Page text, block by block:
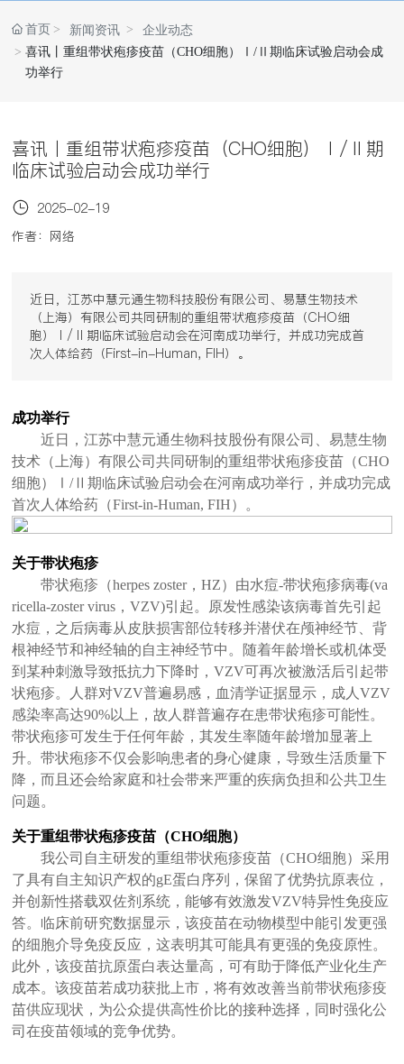
首页 新闻资讯
企业动态
喜讯丨重组带状疱疹疫苗（CHO细胞）Ⅰ/Ⅱ期临床试验启动会成
功举行
喜讯丨重组带状疱疹疫苗（CHO细胞）Ⅰ/Ⅱ期
临床试验启动会成功举行
2025-02-19
作者：网络
近日，江苏中慧元通生物科技股份有限公司、易慧生物技术
（上海）有限公司共同研制的重组带状疱疹疫苗（CHO细
胞）Ⅰ/Ⅱ期临床试验启动会在河南成功举行，并成功完成首
次人体给药（First-in-Human, FIH）。
成功举行
近日，江苏中慧元通生物科技股份有限公司、易慧生物
技术（上海）有限公司共同研制的重组带状疱疹疫苗（CHO
细胞）Ⅰ/Ⅱ期临床试验启动会在河南成功举行，并成功完成
首次人体给药（First-in-Human, FIH）。
关于带状疱疹
带状疱疹（herpes zoster，HZ）由水痘-带状疱疹病毒(va
ricella-zoster virus，VZV)引起。原发性感染该病毒首先引起
水痘，之后病毒从皮肤损害部位转移并潜伏在颅神经节、背
根神经节和神经轴的自主神经节中。随着年龄增长或机体受
到某种刺激导致抵抗力下降时，VZV可再次被激活后引起带
状疱疹。人群对VZV普遍易感，血清学证据显示，成人VZV
感染率高达90%以上，故人群普遍存在患带状疱疹可能性。
带状疱疹可发生于任何年龄，其发生率随年龄增加显著上
升。带状疱疹不仅会影响患者的身心健康，导致生活质量下
降，而且还会给家庭和社会带来严重的疾病负担和公共卫生
问题。
关于重组带状疱疹疫苗（CHO细胞）
我公司自主研发的重组带状疱疹疫苗（CHO细胞）采用
了具有自主知识产权的gE蛋白序列，保留了优势抗原表位，
并创新性搭载双佐剂系统，能够有效激发VZV特异性免疫应
答。临床前研究数据显示，该疫苗在动物模型中能引发更强
的细胞介导免疫反应，这表明其可能具有更强的免疫原性。
此外，该疫苗抗原蛋白表达量高，可有助于降低产业化生产
成本。该疫苗若成功获批上市，将有效改善当前带状疱疹疫
苗供应现状，为公众提供高性价比的接种选择，同时强化公
司在疫苗领域的竞争优势。